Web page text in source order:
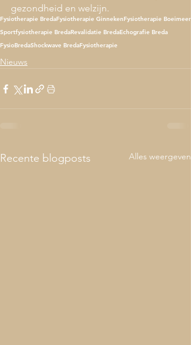
gezondheid en welzijn.
Fysiotherapie BredaFysiotherapie GinnekenFysiotherapie Boeimeer
Sportfysiotherapie BredaRevalidatie BredaEchografie Breda
FysioBredaShockwave BredaFysiotherapie
Nieuws
Recente blogposts Alles weergeven